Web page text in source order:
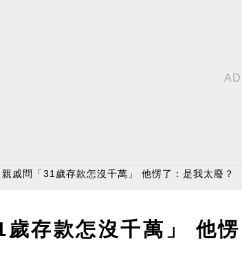
戚問「31歲存款怎沒千萬」 他愣了：是我太廢？
歲存款怎沒千萬」 他